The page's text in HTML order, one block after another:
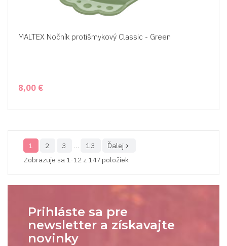
MALTEX Nočník protišmykový Classic - Green
8,00 €
1 2 3 … 13 Ďalej 
Zobrazuje sa 1-12 z 147 položiek
Prihláste sa pre
newsletter a získavajte
novinky